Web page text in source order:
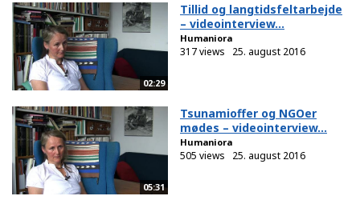
02:29
Tillid og langtidsfeltarbejde
– videointerview...
Humaniora
317 views 25. august 2016
05:31
Tsunamioffer og NGOer
mødes – videointerview...
Humaniora
505 views 25. august 2016